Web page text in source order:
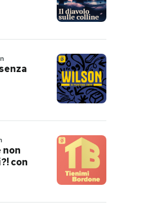
non
con